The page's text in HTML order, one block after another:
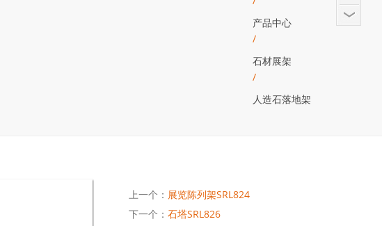
产品中心
/
石材展架
/
人造石落地架
上一个： 展览陈列架SRL824
下一个： 石塔SRL826